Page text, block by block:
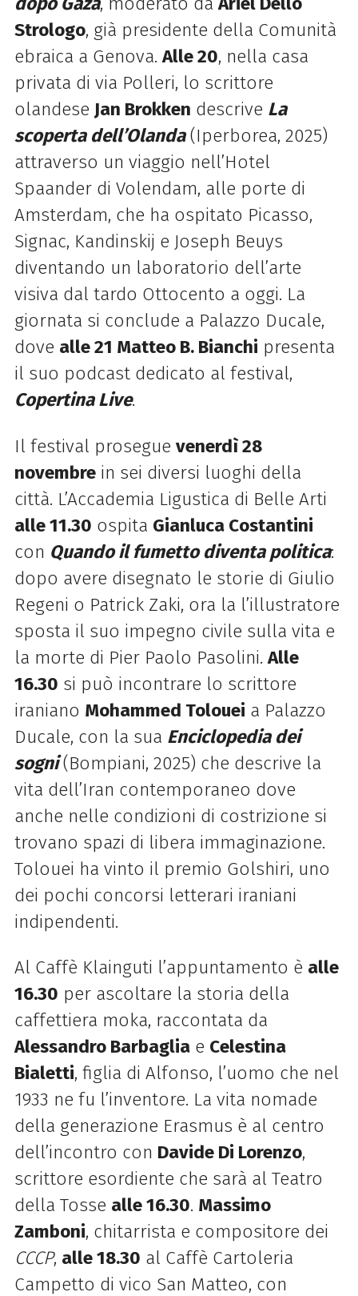
Strologo, già presidente della Comunità
ebraica a Genova.Alle 20, nella casa
privata di via Polleri, lo scrittore
olandese Jan Brokken descrive La
scoperta dell’Olanda(Iperborea, 2025)
attraverso un viaggio nell’Hotel
Spaander di Volendam, alle porte di
Amsterdam, che ha ospitato Picasso,
Signac, Kandinskij e Joseph Beuys
diventando un laboratorio dell’arte
visiva dal tardo Ottocento a oggi. La
giornata si conclude a Palazzo Ducale,
dove alle 21 Matteo B. Bianchi presenta
il suo podcast dedicato al festival,
Copertina Live.
Il festival prosegue venerdì 28
novembrein sei diversi luoghi della
città. L’Accademia Ligustica di Belle Arti
alle 11.30 ospita Gianluca Costantini
con Quando il fumetto diventa politica:
dopo avere disegnato le storie di Giulio
Regeni o Patrick Zaki, ora la l’illustratore
sposta il suo impegno civile sulla vita e
la morte di Pier Paolo Pasolini.Alle
16.30 si può incontrare lo scrittore
iraniano Mohammed Tolouei a Palazzo
Ducale, con la sua Enciclopedia dei
sogni(Bompiani, 2025) che descrive la
vita dell’Iran contemporaneo dove
anche nelle condizioni di costrizione si
trovano spazi di libera immaginazione.
Tolouei ha vinto il premio Golshiri, uno
dei pochi concorsi letterari iraniani
indipendenti.
Al Caffè Klainguti l’appuntamento è alle
16.30 per ascoltare la storia della
caffettiera moka, raccontata da
Alessandro Barbagliae Celestina
Bialetti, figlia di Alfonso, l’uomo che nel
1933 ne fu l’inventore. La vita nomade
della generazione Erasmus è al centro
dell’incontro con Davide Di Lorenzo,
scrittore esordiente che sarà al Teatro
della Tosse alle 16.30. Massimo
Zamboni, chitarrista e compositore dei
CCCP, alle 18.30 al Caffè Cartoleria
Campetto di vico San Matteo, con